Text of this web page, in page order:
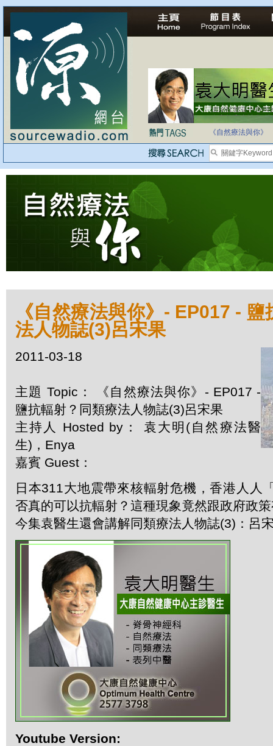
法治社會並不等同
自家教育合法化-
《自然療法與你》
《自然療法與你》- EP017 -
法人物誌(3)呂宋果
2011-03-18
主題 Topic： 《自然療法與你》- EP017 -
鹽抗輻射？同類療法人物誌(3)呂宋果
主持人 Hosted by： 袁大明(自然療法醫
生)，Enya
嘉賓 Guest：
日本311大地震帶來核輻射危機，香港人人
否真的可以抗輻射？這種現象竟然跟政府政
今集袁醫生還會講解同類療法人物誌(3)：呂
Youtube Version: